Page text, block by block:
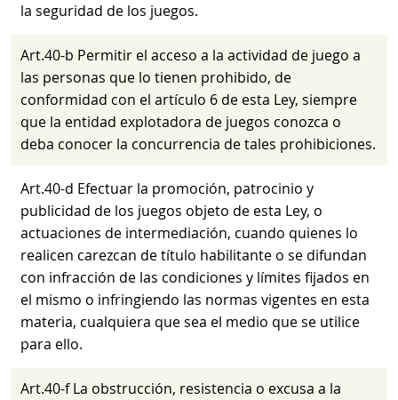
la seguridad de los juegos.
Art.40-b Permitir el acceso a la actividad de juego a
las personas que lo tienen prohibido, de
conformidad con el artículo 6 de esta Ley, siempre
que la entidad explotadora de juegos conozca o
deba conocer la concurrencia de tales prohibiciones.
Art.40-d Efectuar la promoción, patrocinio y
publicidad de los juegos objeto de esta Ley, o
actuaciones de intermediación, cuando quienes lo
realicen carezcan de título habilitante o se difundan
con infracción de las condiciones y límites fijados en
el mismo o infringiendo las normas vigentes en esta
materia, cualquiera que sea el medio que se utilice
para ello.
Art.40-f La obstrucción, resistencia o excusa a la